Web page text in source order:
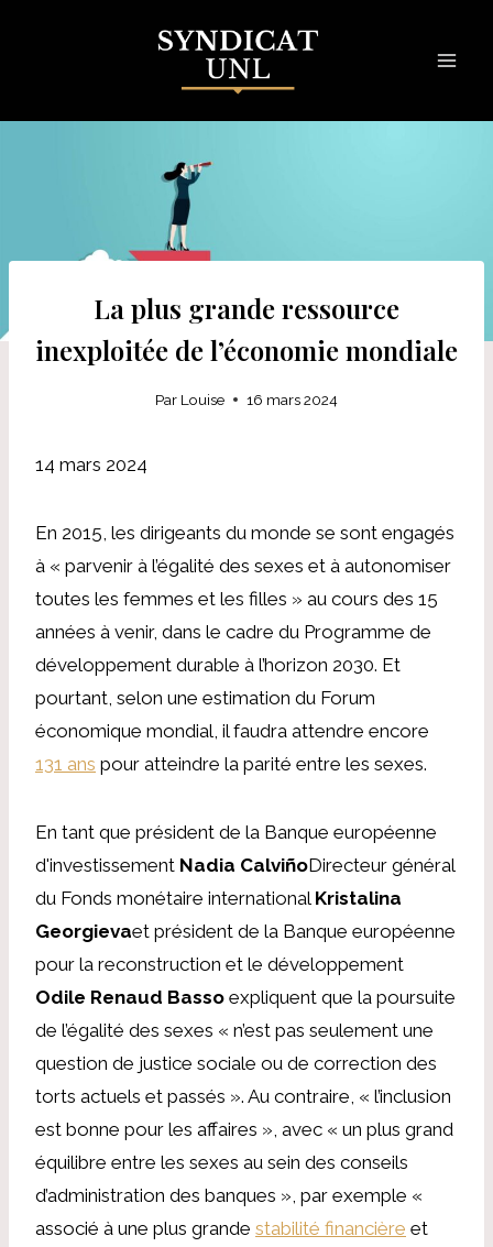
La plus grande ressource
inexploitée de l’économie mondiale
Par Louise 16 mars 2024
14 mars 2024
En 2015, les dirigeants du monde se sont engagés
à « parvenir à l’égalité des sexes et à autonomiser
toutes les femmes et les filles » au cours des 15
années à venir, dans le cadre du Programme de
développement durable à l’horizon 2030. Et
pourtant, selon une estimation du Forum
économique mondial, il faudra attendre encore
131 ans pour atteindre la parité entre les sexes.
En tant que président de la Banque européenne
d'investissement Nadia CalviñoDirecteur général
du Fonds monétaire international Kristalina
Georgievaet président de la Banque européenne
pour la reconstruction et le développement
Odile Renaud Basso expliquent que la poursuite
de l’égalité des sexes « n’est pas seulement une
question de justice sociale ou de correction des
torts actuels et passés ». Au contraire, « l’inclusion
est bonne pour les affaires », avec « un plus grand
équilibre entre les sexes au sein des conseils
d’administration des banques », par exemple «
associé à une plus grande stabilité financière et